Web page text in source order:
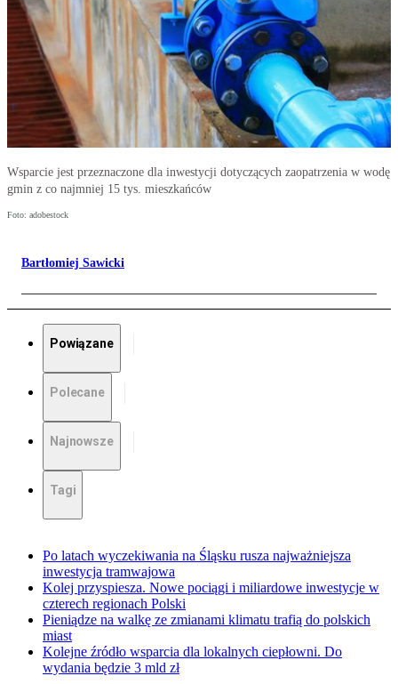
Wsparcie jest przeznaczone dla inwestycji dotyczących zaopatrzenia w wodę
gmin z co najmniej 15 tys. mieszkańców
Foto: adobestock
Bartłomiej Sawicki
Powiązane
Polecane
Najnowsze
Tagi
Po latach wyczekiwania na Śląsku rusza najważniejsza
inwestycja tramwajowa
Kolej przyspiesza. Nowe pociągi i miliardowe inwestycje w
czterech regionach Polski
Pieniądze na walkę ze zmianami klimatu trafią do polskich
miast
Kolejne źródło wsparcia dla lokalnych ciepłowni. Do
wydania będzie 3 mld zł